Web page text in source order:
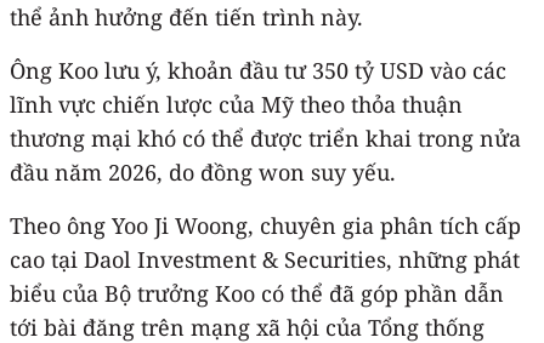
thể ảnh hưởng đến tiến trình này.
Ông Koo lưu ý, khoản đầu tư 350 tỷ USD vào các
lĩnh vực chiến lược của Mỹ theo thỏa thuận
thương mại khó có thể được triển khai trong nửa
đầu năm 2026, do đồng won suy yếu.
Theo ông Yoo Ji Woong, chuyên gia phân tích cấp
cao tại Daol Investment & Securities, những phát
biểu của Bộ trưởng Koo có thể đã góp phần dẫn
tới bài đăng trên mạng xã hội của Tổng thống